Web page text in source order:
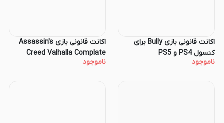
اکانت قانونی بازی Bully برای
کنسول PS4 و PS5
ناموجود
اکانت قانونی بازی Assassin's
Creed Valhalla Complate
Edition برای کنسول PS4 و PS5
ناموجود